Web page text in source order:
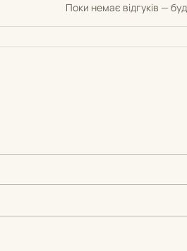
Поки немає відгуків —